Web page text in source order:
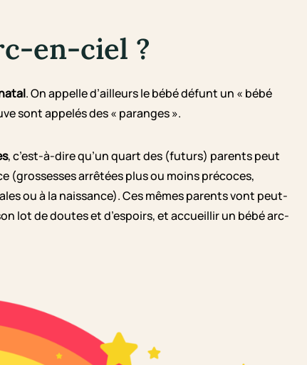
en-ciel ?
. On appelle d’ailleurs le bébé défunt un « bébé
sont appelés des « paranges ».
, c’est-à-dire qu’un quart des (futurs) parents peut
(grossesses arrêtées plus ou moins précoces,
ou à la naissance). Ces mêmes parents vont peut-
lot de doutes et d’espoirs, et accueillir un bébé arc-